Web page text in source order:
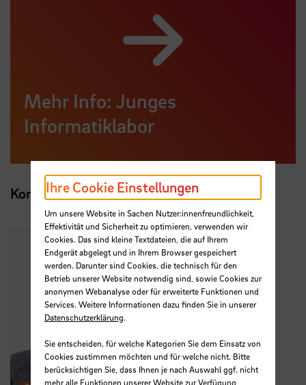
Mehr Info: Junges
Informatiklabor
KontaktIhre Cookie Einstellungen
Um unsere Website in Sachen Nutzer:innenfreundlichkeit,
Effektivität und Sicherheit zu optimieren, verwenden wir
Cookies. Das sind kleine Textdateien, die auf Ihrem
Endgerät abgelegt und in Ihrem Browser gespeichert
werden. Darunter sind Cookies, die technisch für den
Betrieb unserer Website notwendig sind, sowie Cookies zur
anonymen Webanalyse oder für erweiterte Funktionen und
Services. Weitere Informationen dazu finden Sie in unserer
Datenschutzerklärung.
Sie entscheiden, für welche Kategorien Sie dem Einsatz von
Cookies zustimmen möchten und für welche nicht. Bitte
berücksichtigen Sie, dass Ihnen je nach Auswahl ggf. nicht
mehr alle Funktionen unserer Website zur Verfügung